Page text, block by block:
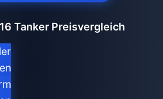
Tanker Preisvergleich